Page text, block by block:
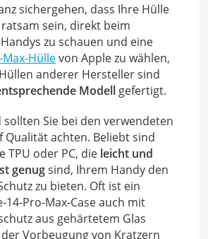
sichergehen, dass Ihre Hülle
sein, direkt beim
zu schauen und eine
Hüllevon Apple zu wählen,
anderer Hersteller sind
Modell gefertigt.
Sie bei den verwendeten
Qualität achten. Beliebt sind
TPU oder PC, die leicht und
genugsind, Ihrem Handy den
zu bieten. Oft ist ein
14-Pro-Max-Case auch mit
aus gehärtetem Glas
Vorbeugung von Kratzern